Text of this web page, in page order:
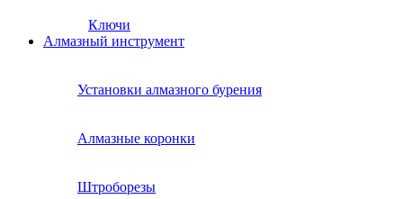
Ключи
Алмазный инструмент
Установки алмазного бурения
Алмазные коронки
Штроборезы